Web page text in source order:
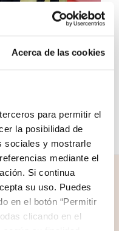
Acerca de las cookies
para permitir el
la posibilidad de
sociales y mostrarle
mediante el
Si continua
su uso. Puedes
en el botón “Permitir
clicando en el